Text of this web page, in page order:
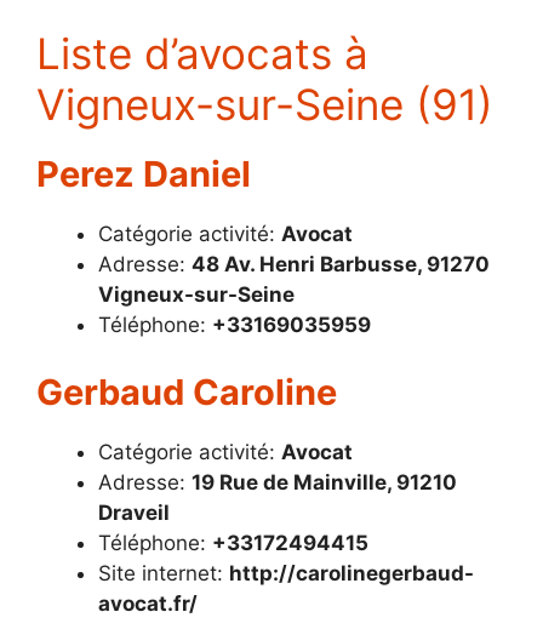
Liste d’avocats à
Vigneux-sur-Seine (91)
Perez Daniel
Catégorie activité: Avocat
Adresse: 48 Av. Henri Barbusse, 91270
Vigneux-sur-Seine
Téléphone: +33169035959
Gerbaud Caroline
Catégorie activité: Avocat
Adresse: 19 Rue de Mainville, 91210
Draveil
Téléphone: +33172494415
Site internet: http://carolinegerbaud-
avocat.fr/